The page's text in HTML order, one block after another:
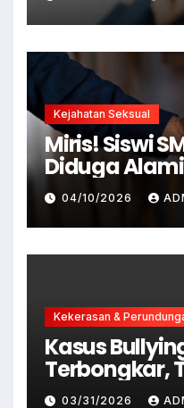
Kejahatan Seksual
Miris! Siswi
Diduga
Senonoh Di
04/10/2026
Kekerasan &
Kasus
Terbongkar,
Terlibat Kini
03/31/2026